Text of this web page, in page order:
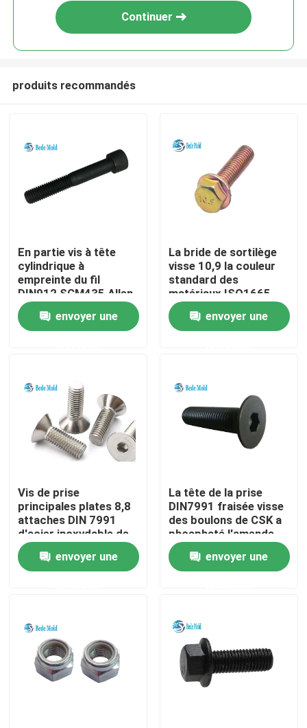
Maison
Au sujet de nous
Visite d'usine
Contrôle de qualité
Contactez-nous
Demandez une citation
Composants de moule de précision
Continuer
produits recommandés
En partie vis à tête
cylindrique à
empreinte du fil
DIN912 SCM435 Allen
envoyer une
La bride de sortilège
visse 10,9 la couleur
standard des
matériaux ISO1665
d'acier allié de
catégorie galvanisée
envoyer une
Vis de prise
principales plates 8,8
attaches DIN 7991
d'acier inoxydable de
boulons de la
catégorie CSK
envoyer une
La tête de la prise
DIN7991 fraisée visse
des boulons de CSK a
phosphaté l'amende
métrique filetée
envoyer une